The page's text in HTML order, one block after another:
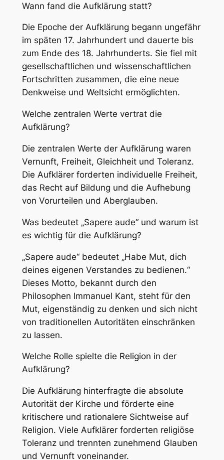
Wann fand die Aufklärung statt?
Die Epoche der Aufklärung begann ungefähr
im späten 17. Jahrhundert und dauerte bis
zum Ende des 18. Jahrhunderts. Sie fiel mit
gesellschaftlichen und wissenschaftlichen
Fortschritten zusammen, die eine neue
Denkweise und Weltsicht ermöglichten.
Welche zentralen Werte vertrat die
Aufklärung?
Die zentralen Werte der Aufklärung waren
Vernunft, Freiheit, Gleichheit und Toleranz.
Die Aufklärer forderten individuelle Freiheit,
das Recht auf Bildung und die Aufhebung
von Vorurteilen und Aberglauben.
Was bedeutet „Sapere aude“ und warum ist
es wichtig für die Aufklärung?
„Sapere aude“ bedeutet „Habe Mut, dich
deines eigenen Verstandes zu bedienen.“
Dieses Motto, bekannt durch den
Philosophen Immanuel Kant, steht für den
Mut, eigenständig zu denken und sich nicht
von traditionellen Autoritäten einschränken
zu lassen.
Welche Rolle spielte die Religion in der
Aufklärung?
Die Aufklärung hinterfragte die absolute
Autorität der Kirche und förderte eine
kritischere und rationalere Sichtweise auf
Religion. Viele Aufklärer forderten religiöse
Toleranz und trennten zunehmend Glauben
und Vernunft voneinander.